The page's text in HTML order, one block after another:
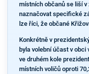
místních občanů se liší
naznačovat specifické
lze říci, že občané
Konkrétně v
byla volební účast v
ve druhém kole
místních voličů oproti